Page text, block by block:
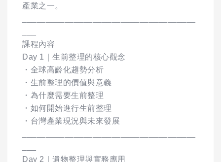
產業之一。
課程內容
Day 1｜生前整理的核心觀念
・全球高齡化趨勢分析
・生前整理的價值與意義
・為什麼需要生前整理
・如何開始進行生前整理
・台灣產業現況與未來發展
Day 2｜遺物整理與實務應用